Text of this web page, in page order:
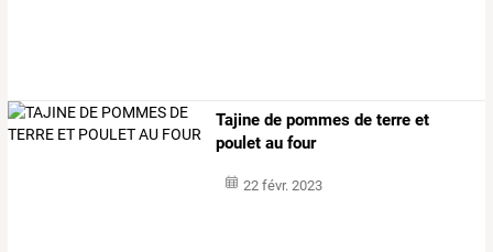
Tajine de pommes de terre et
poulet au four
22 févr. 2023